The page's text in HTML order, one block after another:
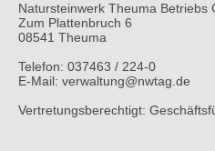
Natursteinwerk Theuma Betriebs
Zum Plattenbruch 6
08541 Theuma
Telefon: 037463 / 224-0
E-Mail: verwaltung@nwtag.de
Vertretungsberechtigt: